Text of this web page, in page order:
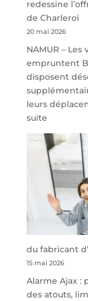
redessine
de Charleroi
20 mai 2026
NAMUR –
empruntent
disposent
leurs
suite:
À
40
minutes
de
Namur,
Steveny
Park
redessine
de
parking
sécurisé
à
du fabricant
15 mai 2026
Alarme Ajax :
des atouts,